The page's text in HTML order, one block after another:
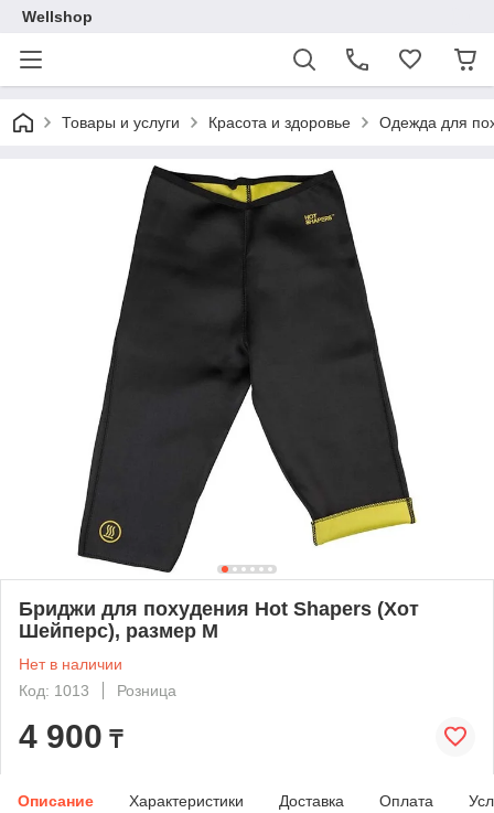
Wellshop
Товары и услуги Красота и здоровье Одежда для
Бриджи для похудения Hot Shapers (Хот
Шейперс), размер M
Нет в наличии
Код: 1013
Розница
4 900 ₸
Описание Характеристики Доставка Оплата